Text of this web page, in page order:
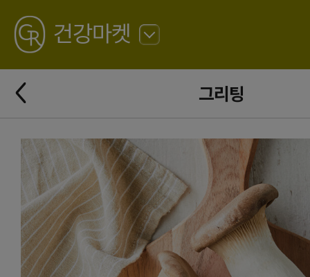
GREATING
건강마켓
로
그리팅
뒤
로
가